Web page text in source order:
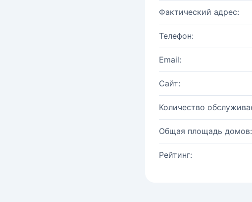
Фактический адрес:
Телефон:
Email:
Сайт:
Количество
Общая площадь домов:
Рейтинг: